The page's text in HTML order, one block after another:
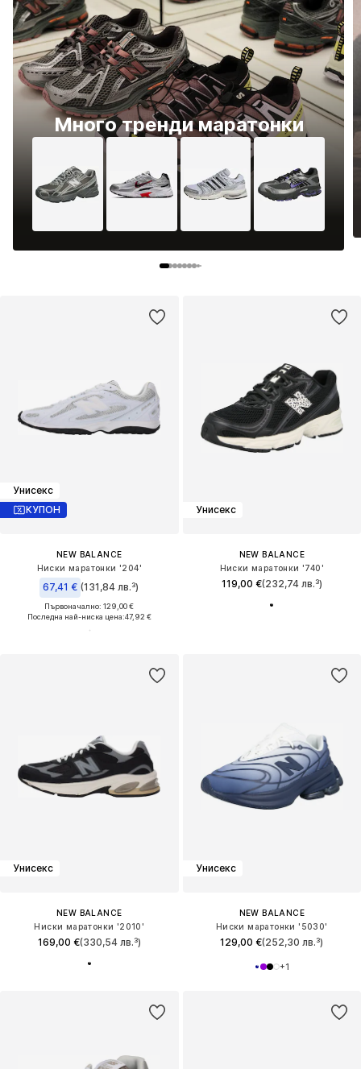
Много тренди маратонки
Унисекс
КУПОН
NEW BALANCE
Ниски маратонки '204'
67,41 € (131,84 лв.³)
Първоначално: 129,00 €
Последна най-ниска цена:47,92 €
Унисекс
NEW BALANCE
Ниски маратонки '740'
119,00 €(232,74 лв.³)
Унисекс
NEW BALANCE
Ниски маратонки '2010'
169,00 €(330,54 лв.³)
Унисекс
NEW BALANCE
Ниски маратонки '5030'
129,00 €(252,30 лв.³)
+1